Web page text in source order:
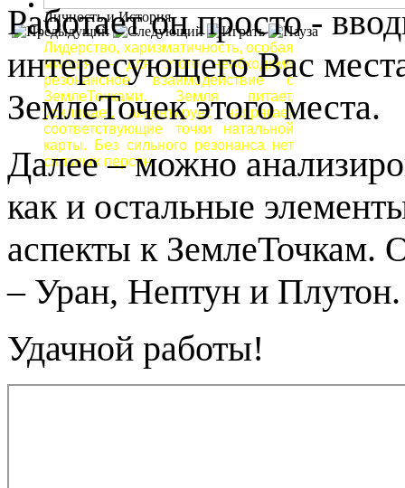
Личность и История
Лидерство, харизматичность, особая
миссия – для этого необходимо
резонансное взаимодействие с
ЗемлеТочками. Земля питает,
усиливает, акцентирует, напрягает
соответствующие точки натальной
карты. Без сильного резонанса нет
сильных персон.
Работает он просто -
интересующего Вас
ЗемлеТочек этого места.
Далее – можно
как и остальные
аспекты к ЗемлеТочкам.
– Уран, Нептун и Плутон.
Удачной работы!